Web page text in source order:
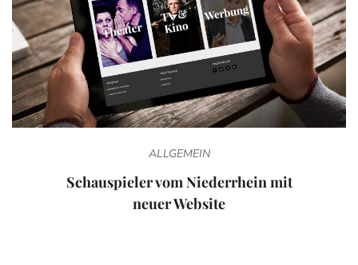
ALLGEMEIN
Schauspieler vom Niederrhein mit
neuer Website